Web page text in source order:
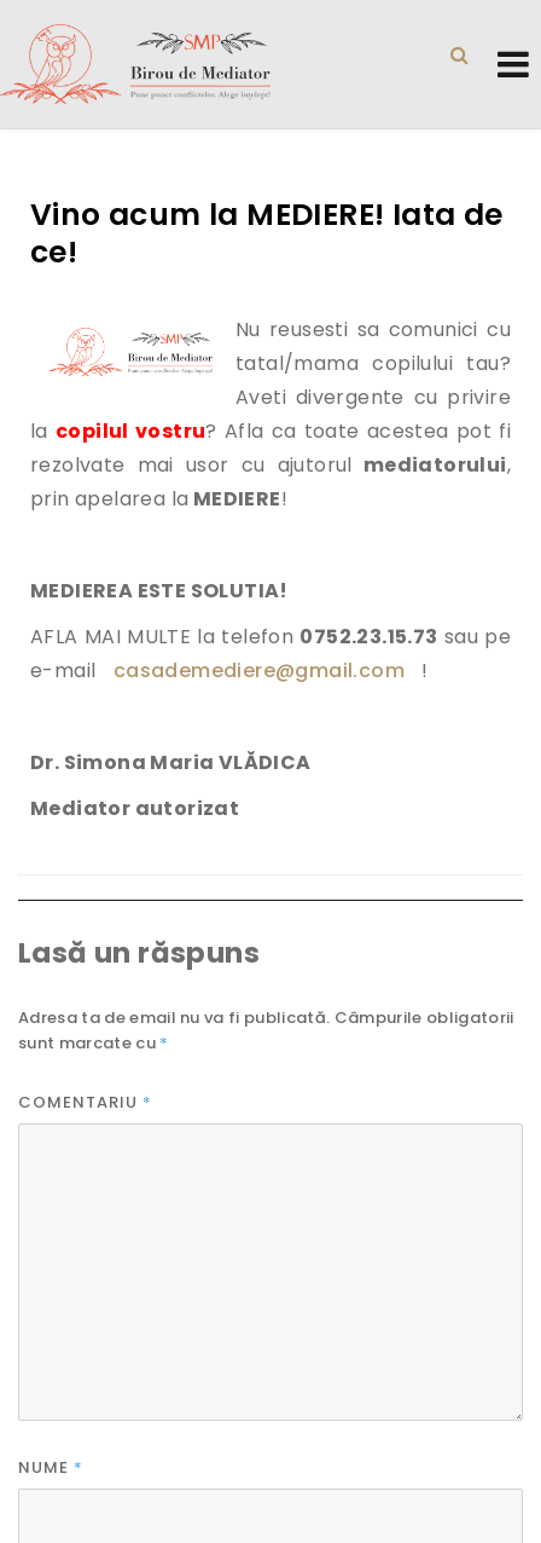
Vino acum la MEDIERE! Iata de
ce!
Nu reusesti sa comunici cu
tatal/mama copilului tau?
Aveti divergente cu privire
la copilul vostru? Afla ca toate acestea pot fi
rezolvate mai usor cu ajutorul mediatorului,
prin apelarea la MEDIERE!
MEDIEREA ESTE SOLUTIA!
AFLA MAI MULTE la telefon 0752.23.15.73 sau pe
e-mail
casademediere@gmail.com !
Dr. Simona Maria VLĂDICA
Mediator autorizat
Lasă un răspuns
Adresa ta de email nu va fi publicată. Câmpurile obligatorii
sunt marcate cu *
COMENTARIU *
NUME *